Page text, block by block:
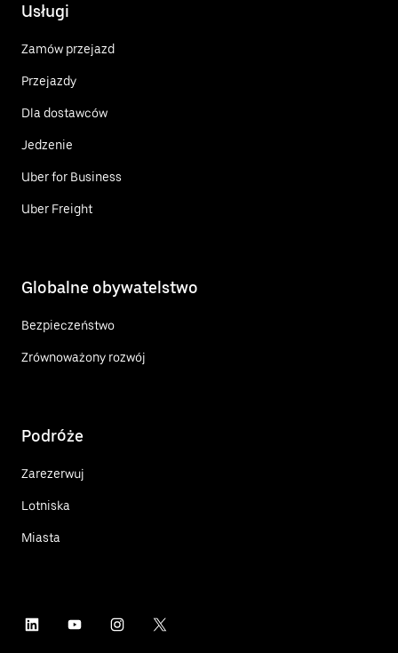
Usługi
Zamów przejazd
Przejazdy
Dla dostawców
Jedzenie
Uber for Business
Uber Freight
Globalne obywatelstwo
Bezpieczeństwo
Zrównoważony rozwój
Podróże
Zarezerwuj
Lotniska
Miasta